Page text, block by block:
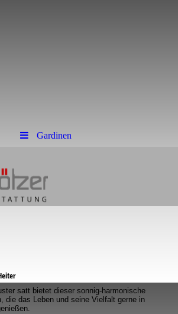
Gardinen
satt bietet dieser sonnig-harmonische
die das Leben und seine Vielfalt gerne in